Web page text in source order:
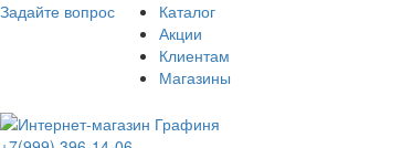
Задайте вопрос
Каталог
Акции
Клиентам
Магазины